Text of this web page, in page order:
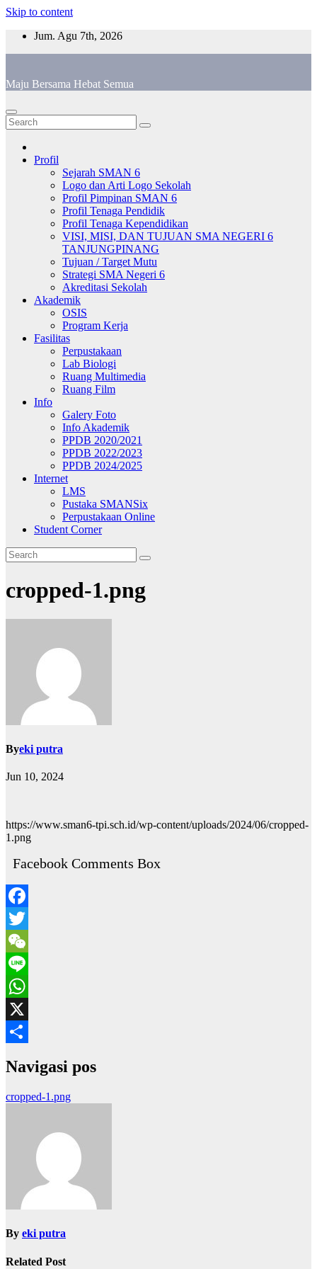
Skip to content
Jum. Agu 7th, 2026
Maju Bersama Hebat Semua
Profil
Sejarah SMAN 6
Logo dan Arti Logo Sekolah
Profil Pimpinan SMAN 6
Profil Tenaga Pendidik
Profil Tenaga Kependidikan
VISI, MISI, DAN TUJUAN SMA NEGERI 6
TANJUNGPINANG
Tujuan / Target Mutu
Strategi SMA Negeri 6
Akreditasi Sekolah
Akademik
OSIS
Program Kerja
Fasilitas
Perpustakaan
Lab Biologi
Ruang Multimedia
Ruang Film
Info
Galery Foto
Info Akademik
PPDB 2020/2021
PPDB 2022/2023
PPDB 2024/2025
Internet
LMS
Pustaka SMANSix
Perpustakaan Online
Student Corner
cropped-1.png
Byeki putra
Jun 10, 2024
https://www.sman6-tpi.sch.id/wp-content/uploads/2024/06/cropped-
1.png
Facebook Comments Box
Facebook
Twitter
WeChat
Line
WhatsApp
X
Navigasi pos
cropped-1.png
By eki putra
Related Post